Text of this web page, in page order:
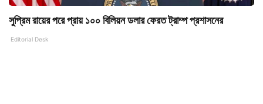
সুপ্রিম রায়ের পরে প্রায় ১০০ বিলিয়ন ডলার ফেরত ট্রাম্প প্রশাসনের
Editorial Desk